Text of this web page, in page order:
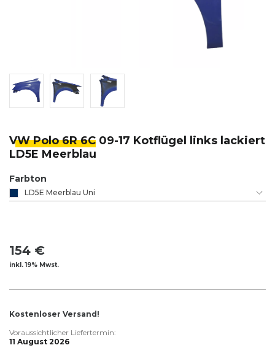
VW Polo 6R 6C 09-17 Kotflügel links lackiert
LD5E Meerblau
Farbton
LD5E Meerblau Uni
154 €
inkl. 19% Mwst.
Kostenloser Versand!
Voraussichtlicher Liefertermin:
11 August 2026